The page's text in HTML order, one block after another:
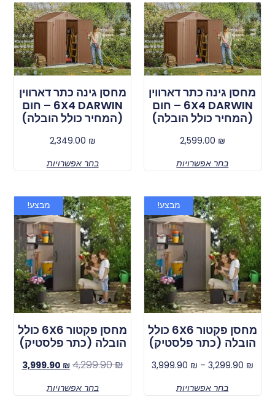
מחסן גינה כתר דארווין
6X4 DARWIN – חום
(המחיר כולל הובלה)
2,599.00 ₪
בחר אפשרויות
מחסן גינה כתר דארווין
6X4 DARWIN – חום
(המחיר כולל הובלה)
2,349.00 ₪
בחר אפשרויות
מבצע!
מחסן פקטור 6X6 כולל
הובלה (כתר פלסטיק)
3,299.90 ₪
–
3,999.90 ₪
בחר אפשרויות
מבצע!
מחסן פקטור 6X6 כולל
הובלה (כתר פלסטיק)
4,299.90₪
3,999.90 ₪
בחר אפשרויות